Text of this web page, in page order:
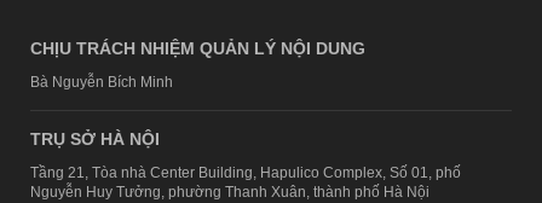
CHỊU TRÁCH NHIỆM QUẢN LÝ NỘI DUNG
Bà Nguyễn Bích Minh
TRỤ SỞ HÀ NỘI
Tầng 21, Tòa nhà Center Building, Hapulico Complex, Số 01, phố
Nguyễn Huy Tưởng, phường Thanh Xuân, thành phố Hà Nội